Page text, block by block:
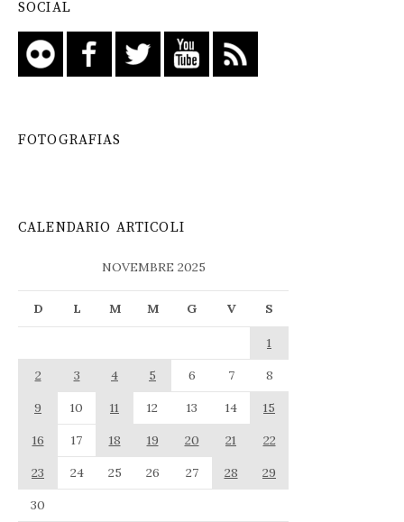
SOCIAL
FOTOGRAFIAS
CALENDARIO ARTICOLI
NOVEMBRE 2025
D L M M G V S
1
2
3 4 5 6 7
8
9
10 11 12 13 14
15
16
17 18 19 20 21
22
23
24 25 26 27 28
29
30